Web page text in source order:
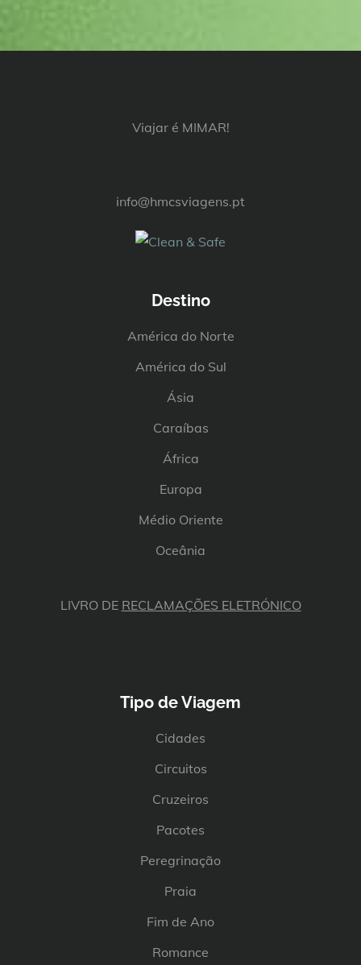
Viajar é MIMAR!
info@hmcsviagens.pt
Destino
América do Norte
América do Sul
Ásia
Caraíbas
África
Europa
Médio Oriente
Oceânia
LIVRO DE RECLAMAÇÕES ELETRÓNICO
Tipo de Viagem
Cidades
Circuitos
Cruzeiros
Pacotes
Peregrinação
Praia
Fim de Ano
Romance